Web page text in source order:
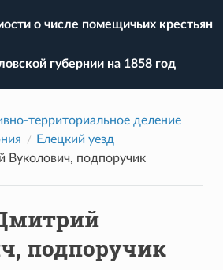
о числе помещичьих крестьян
губернии на 1858 год
территориальное деление
Елецкий уезд
Вуколович, подпоручик
подпоручик